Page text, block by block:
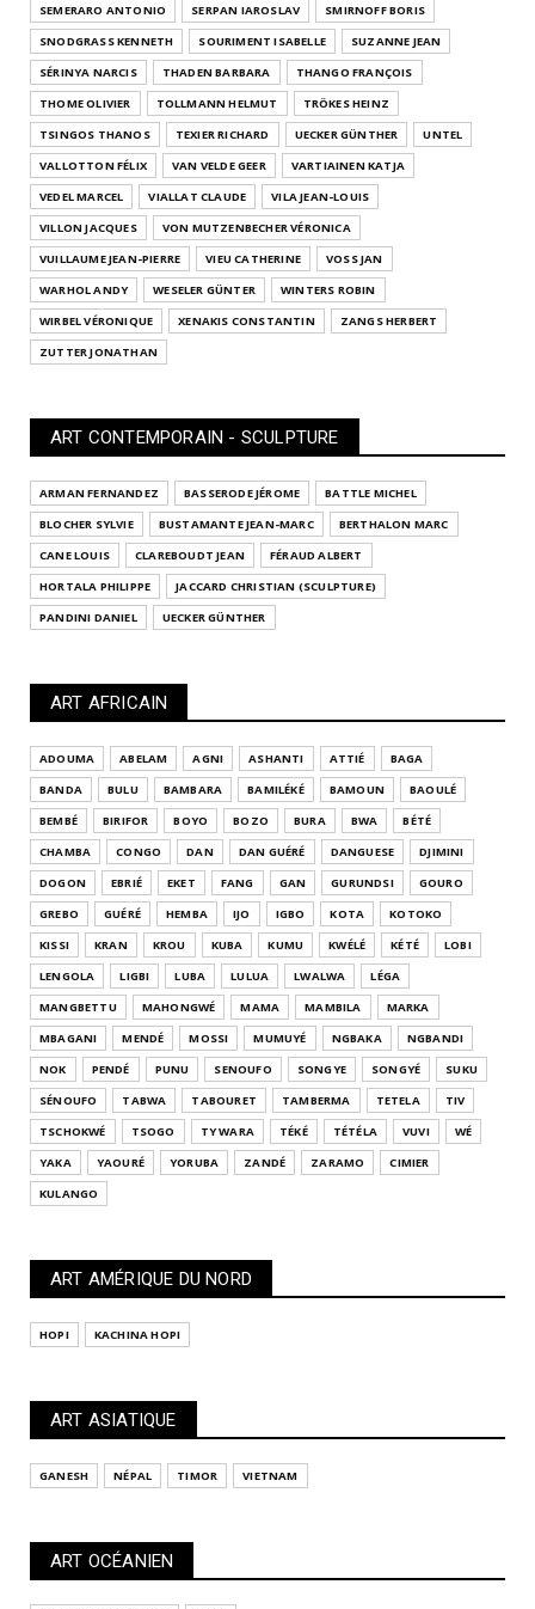
SEMERARO ANTONIO SERPAN IAROSLAV
SMIRNOFF BORIS
SNODGRASS KENNETH
SOURIMENT ISABELLE
SUZANNE JEAN
SÉRINYA NARCIS
THADEN BARBARA
THANGO FRANÇOIS
THOME OLIVIER
TOLLMANN HELMUT
TRÖKES HEINZ
TSINGOS THANOS
TEXIER RICHARD UECKER GÜNTHER
UNTEL
VALLOTTON FÉLIX
VAN VELDE GEER
VARTIAINEN KATJA
VEDEL MARCEL
VIALLAT CLAUDE
VILA JEAN-LOUIS
VILLON JACQUES
VON MUTZENBECHER VÉRONICA
VUILLAUME JEAN-PIERRE
VIEU CATHERINE
VOSS JAN
WARHOL ANDY
WESELER GÜNTER
WINTERS ROBIN
WIRBEL VÉRONIQUE
XENAKIS CONSTANTIN
ZANGS HERBERT
ZUTTER JONATHAN
ART CONTEMPORAIN - SCULPTURE
ARMAN FERNANDEZ BASSERODE JÉROME
BATTLE MICHEL
BLOCHER SYLVIE
BUSTAMANTE JEAN-MARC
BERTHALON MARC
CANE LOUIS
CLAREBOUDT JEAN
FÉRAUD ALBERT
HORTALA PHILIPPE
JACCARD CHRISTIAN (SCULPTURE)
PANDINI DANIEL
UECKER GÜNTHER
ART AFRICAIN
ADOUMA ABELAM AGNI ASHANTI ATTIÉ
BAGA
BANDA
BULU BAMBARA BAMILÉKÉ BAMOUN
BAOULÉ
BEMBÉ
BIRIFOR BOYO BOZO BURA BWA
BÉTÉ
CHAMBA
CONGO DAN DAN GUÉRÉ DANGUESE
DJIMINI
DOGON
EBRIÉ EKET FANG GAN GURUNDSI
GOURO
GREBO
GUÉRÉ HEMBA IJO IGBO KOTA
KOTOKO
KISSI
KRAN KROU KUBA KUMU KWÉLÉ KÉTÉ
LOBI
LENGOLA
LIGBI LUBA LULUA LWALWA
LÉGA
MANGBETTU
MAHONGWÉ MAMA MAMBILA
MARKA
MBAGANI
MENDÉ MOSSI MUMUYÉ NGBAKA
NGBANDI
NOK
PENDÉ PUNU SENOUFO SONGYE SONGYÉ
SUKU
SÉNOUFO
TABWA TABOURET TAMBERMA TETELA
TIV
TSCHOKWÉ
TSOGO TY WARA TÉKÉ TÉTÉLA VUVI
WÉ
YAKA
YAOURÉ YORUBA ZANDÉ ZARAMO
CIMIER
KULANGO
ART AMÉRIQUE DU NORD
HOPI KACHINA HOPI
ART ASIATIQUE
GANESH NÉPAL TIMOR VIETNAM
ART OCÉANIEN